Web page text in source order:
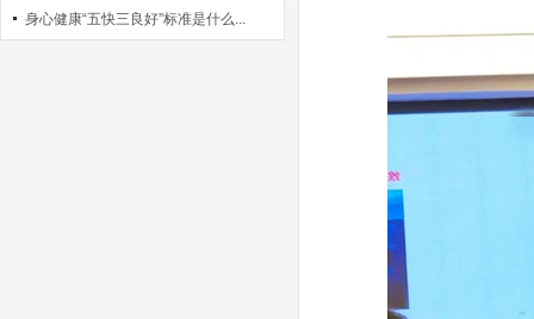
身心健康“五快三良好”标准是什么...